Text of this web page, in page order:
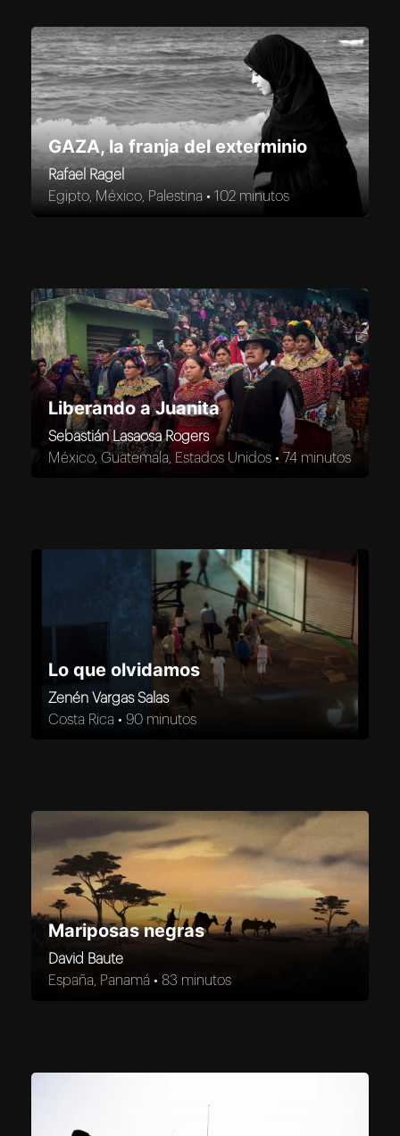
GAZA, la franja del exterminio
Rafael Ragel
Egipto, México, Palestina •102 minutos
Liberando a Juanita
Sebastián Lasaosa Rogers
México, Guatemala, Estados Unidos •74 minutos
Lo que olvidamos
Zenén Vargas Salas
Costa Rica •90 minutos
Mariposas negras
David Baute
España, Panamá •83 minutos